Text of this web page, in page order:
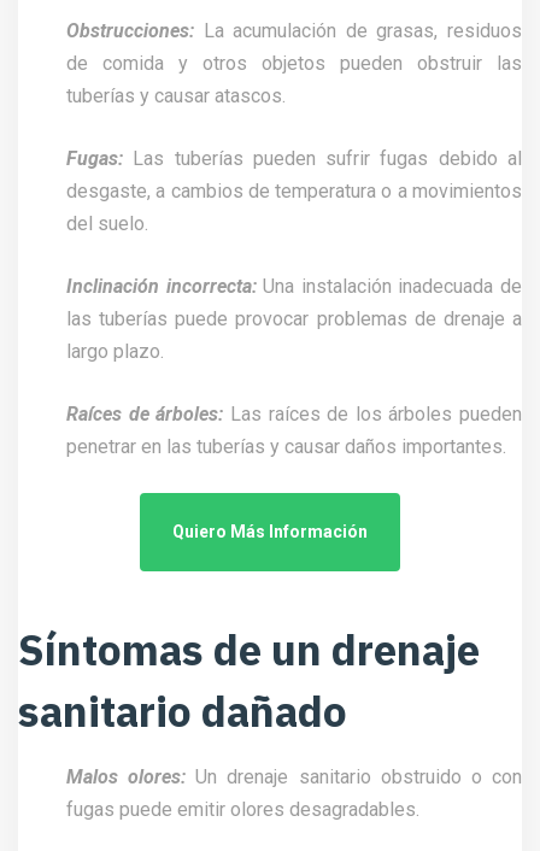
Obstrucciones: La acumulación de grasas, residuos
de comida y otros objetos pueden obstruir las
tuberías y causar atascos.
Fugas: Las tuberías pueden sufrir fugas debido al
desgaste, a cambios de temperatura o a movimientos
del suelo.
Inclinación incorrecta: Una instalación inadecuada de
las tuberías puede provocar problemas de drenaje a
largo plazo.
Raíces de árboles: Las raíces de los árboles pueden
penetrar en las tuberías y causar daños importantes.
Quiero Más Información
Síntomas de un drenaje
sanitario dañado
Malos olores: Un drenaje sanitario obstruido o con
fugas puede emitir olores desagradables.